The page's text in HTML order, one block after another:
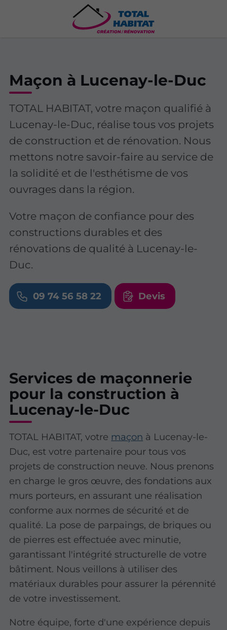
Maçon à Lucenay-le-Duc
TOTAL HABITAT, votre maçon qualifié à
Lucenay-le-Duc, réalise tous vos projets
de construction et de rénovation. Nous
mettons notre savoir-faire au service de
la solidité et de l'esthétisme de vos
ouvrages dans la région.
Votre maçon de confiance pour des
constructions durables et des
rénovations de qualité à Lucenay-le-
Duc.
09 74 56 58 22 Devis
Services de maçonnerie
pour la construction à
Lucenay-le-Duc
TOTAL HABITAT, votre maçon à Lucenay-le-
Duc, est votre partenaire pour tous vos
projets de construction neuve. Nous prenons
en charge le gros œuvre, des fondations aux
murs porteurs, en assurant une réalisation
conforme aux normes de sécurité et de
qualité. La pose de parpaings, de briques ou
de pierres est effectuée avec minutie,
garantissant l'intégrité structurelle de votre
bâtiment. Nous veillons à utiliser des
matériaux durables pour assurer la pérennité
de votre investissement.
Notre équipe, forte d'une expérience depuis